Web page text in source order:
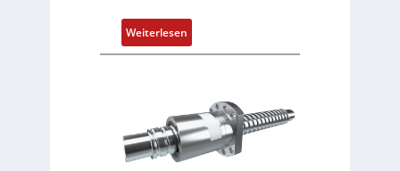
t
s
m
e
Weiterlesen:
D
g
e
b